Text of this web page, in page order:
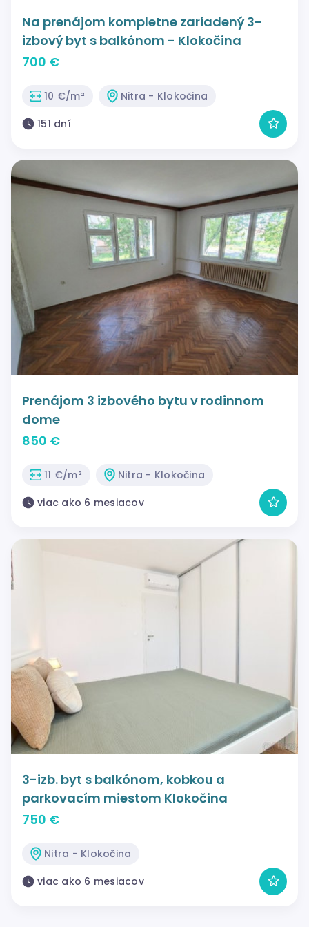
Na prenájom kompletne zariadený 3-
izbový byt s balkónom - Klokočina
700 €
10 €/m²
Nitra - Klokočina
151 dní
Prenájom 3 izbového bytu v rodinnom
dome
850 €
11 €/m²
Nitra - Klokočina
viac ako 6 mesiacov
3-izb. byt s balkónom, kobkou a
parkovacím miestom Klokočina
750 €
Nitra - Klokočina
viac ako 6 mesiacov